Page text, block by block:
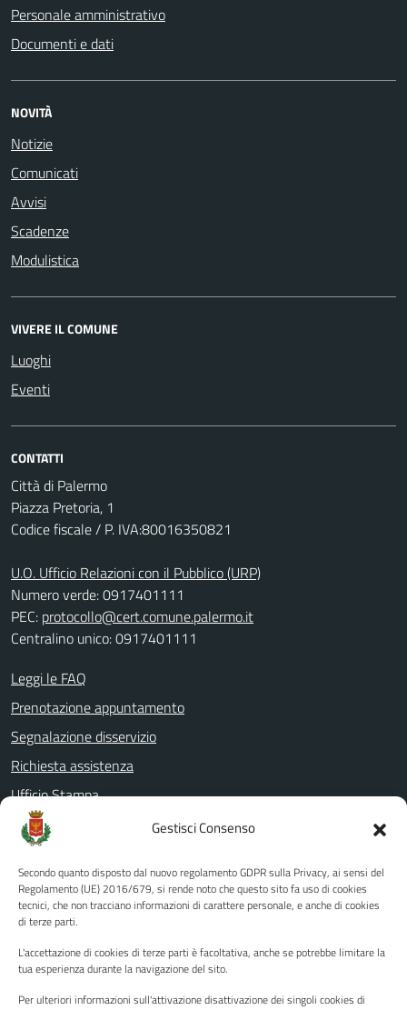
Gestisci Consenso
Secondo quanto disposto dal nuovo regolamento GDPR sulla Privacy, ai sensi del
Regolamento (UE) 2016/679, si rende noto che questo sito fa uso di cookies
tecnici, che non tracciano informazioni di carattere personale, e anche di cookies
di terze parti.
L'accettazione di cookies di terze parti è facoltativa, anche se potrebbe limitare la
tua esperienza durante la navigazione del sito.
Per ulteriori informazioni sull'attivazione disattivazione dei singoli cookies di
Personale amministrativo
Documenti e dati
NOVITÀ
Notizie
Comunicati
Avvisi
Scadenze
Modulistica
VIVERE IL COMUNE
Luoghi
Eventi
CONTATTI
Città di Palermo
Piazza Pretoria, 1
Codice fiscale / P. IVA:80016350821
U.O. Ufficio Relazioni con il Pubblico (URP)
Numero verde: 0917401111
PEC: protocollo@cert.comune.palermo.it
Centralino unico: 0917401111
Leggi le FAQ
Prenotazione appuntamento
Segnalazione disservizio
Richiesta assistenza
Ufficio Stampa
Amministrazione Trasparente
Albo pretorio
Informativa privacy
Note legali
Piano di miglioramento del sito